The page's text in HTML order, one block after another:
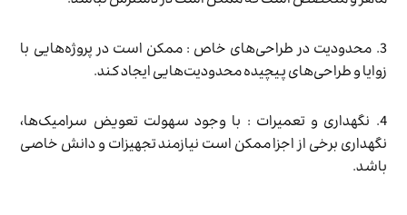
3. محدودیت در طراحی‌های خاص : ممکن است در پروژه‌هایی با
زوایا و طراحی‌های پیچیده محدودیت‌هایی ایجاد کند.
4. نگهداری و تعمیرات : با وجود سهولت تعویض سرامیک‌ها،
نگهداری برخی از اجزا ممکن است نیازمند تجهیزات و دانش خاصی
باشد.